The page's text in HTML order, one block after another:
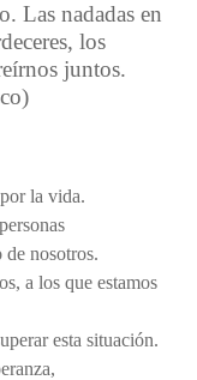
Las nadadas en
los
juntos.
la vida.
nosotros.
a los que estamos
esta situación.